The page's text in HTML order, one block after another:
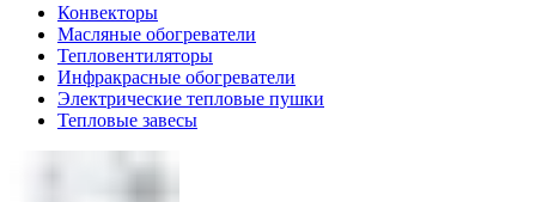
Конвекторы
Масляные обогреватели
Тепловентиляторы
Инфракрасные обогреватели
Электрические тепловые пушки
Тепловые завесы